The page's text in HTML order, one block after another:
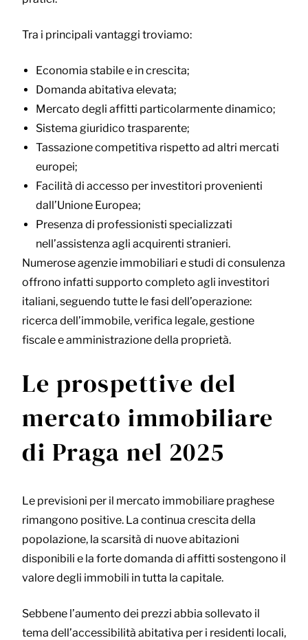
Tra i principali vantaggi troviamo:
Economia stabile e in crescita;
Domanda abitativa elevata;
Mercato degli affitti particolarmente dinamico;
Sistema giuridico trasparente;
Tassazione competitiva rispetto ad altri mercati
europei;
Facilità di accesso per investitori provenienti
dall’Unione Europea;
Presenza di professionisti specializzati
nell’assistenza agli acquirenti stranieri.
Numerose agenzie immobiliari e studi di consulenza
offrono infatti supporto completo agli investitori
italiani, seguendo tutte le fasi dell’operazione:
ricerca dell’immobile, verifica legale, gestione
fiscale e amministrazione della proprietà.
Le prospettive del
mercato immobiliare
di Praga nel 2025
Le previsioni per il mercato immobiliare praghese
rimangono positive. La continua crescita della
popolazione, la scarsità di nuove abitazioni
disponibili e la forte domanda di affitti sostengono il
valore degli immobili in tutta la capitale.
Sebbene l’aumento dei prezzi abbia sollevato il
tema dell’accessibilità abitativa per i residenti locali,